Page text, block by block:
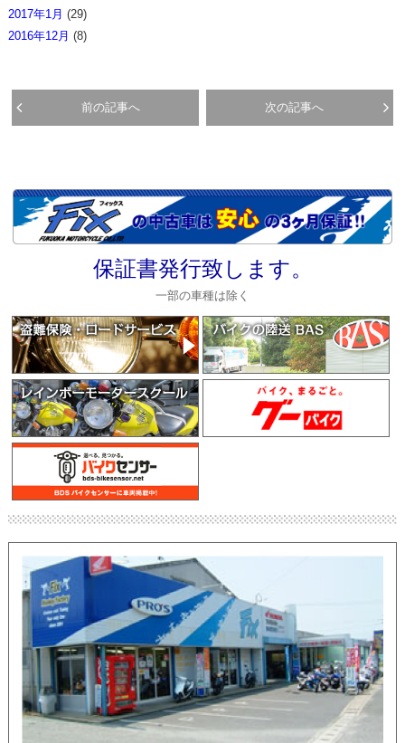
2017年1月 (29)
2016年12月 (8)
前の記事へ 次の記事へ
保証書発行致します。
一部の車種は除く